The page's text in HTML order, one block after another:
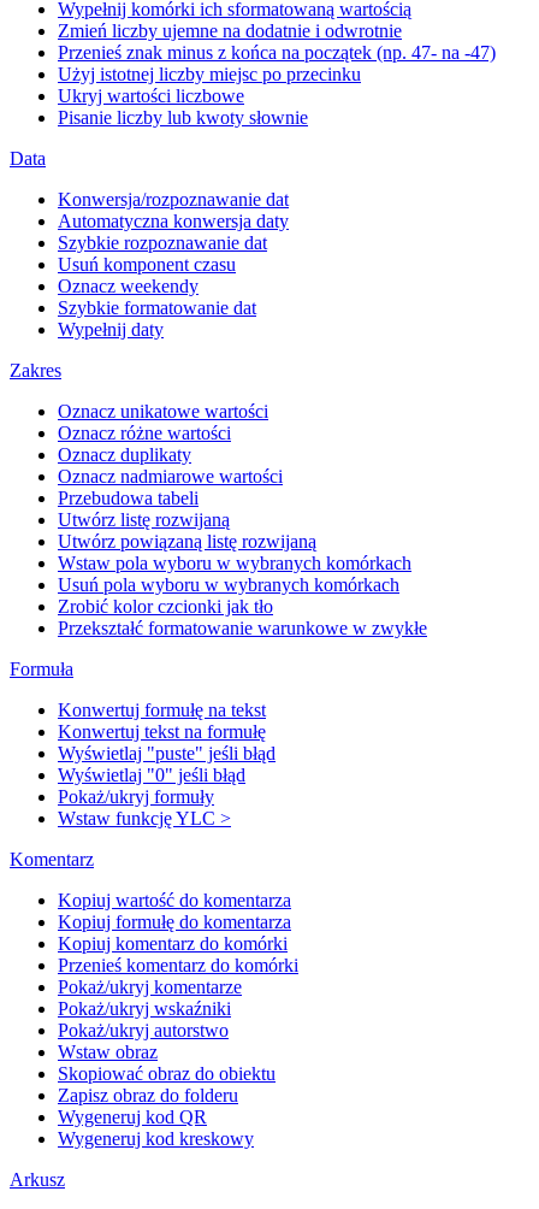
Wypełnij komórki ich sformatowaną wartością
Zmień liczby ujemne na dodatnie i odwrotnie
Przenieś znak minus z końca na początek (np. 47- na -47)
Użyj istotnej liczby miejsc po przecinku
Ukryj wartości liczbowe
Pisanie liczby lub kwoty słownie
Data
Konwersja/rozpoznawanie dat
Automatyczna konwersja daty
Szybkie rozpoznawanie dat
Usuń komponent czasu
Oznacz weekendy
Szybkie formatowanie dat
Wypełnij daty
Zakres
Oznacz unikatowe wartości
Oznacz różne wartości
Oznacz duplikaty
Oznacz nadmiarowe wartości
Przebudowa tabeli
Utwórz listę rozwijaną
Utwórz powiązaną listę rozwijaną
Wstaw pola wyboru w wybranych komórkach
Usuń pola wyboru w wybranych komórkach
Zrobić kolor czcionki jak tło
Przekształć formatowanie warunkowe w zwykłe
Formuła
Konwertuj formułę na tekst
Konwertuj tekst na formułę
Wyświetlaj "puste" jeśli błąd
Wyświetlaj "0" jeśli błąd
Pokaż/ukryj formuły
Wstaw funkcję YLC >
Komentarz
Kopiuj wartość do komentarza
Kopiuj formułę do komentarza
Kopiuj komentarz do komórki
Przenieś komentarz do komórki
Pokaż/ukryj komentarze
Pokaż/ukryj wskaźniki
Pokaż/ukryj autorstwo
Wstaw obraz
Skopiować obraz do obiektu
Zapisz obraz do folderu
Wygeneruj kod QR
Wygeneruj kod kreskowy
Arkusz